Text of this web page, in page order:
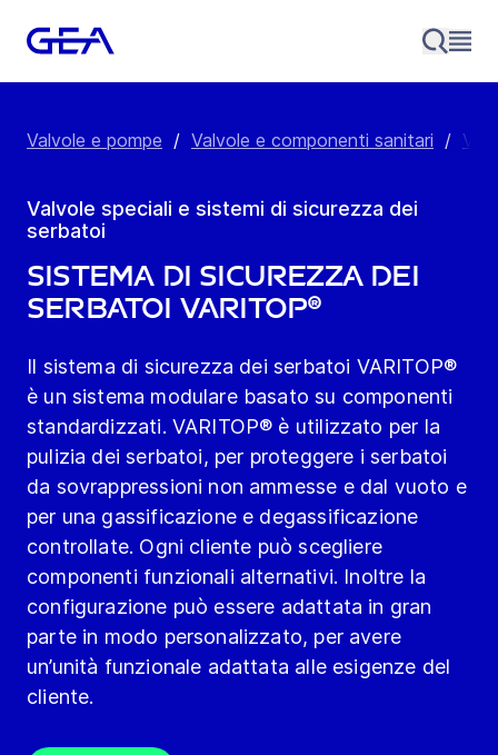
Valvole e pompe / Valvole e componenti sanitari /
Valvole speciali e sistemi di sicurezza dei
serbatoi
Sistema di sicurezza dei
serbatoi VARITOP®
Il sistema di sicurezza dei serbatoi VARITOP®
è un sistema modulare basato su componenti
standardizzati. VARITOP® è utilizzato per la
pulizia dei serbatoi, per proteggere i serbatoi
da sovrappressioni non ammesse e dal vuoto e
per una gassificazione e degassificazione
controllate. Ogni cliente può scegliere
componenti funzionali alternativi. Inoltre la
configurazione può essere adattata in gran
parte in modo personalizzato, per avere
un’unità funzionale adattata alle esigenze del
cliente.